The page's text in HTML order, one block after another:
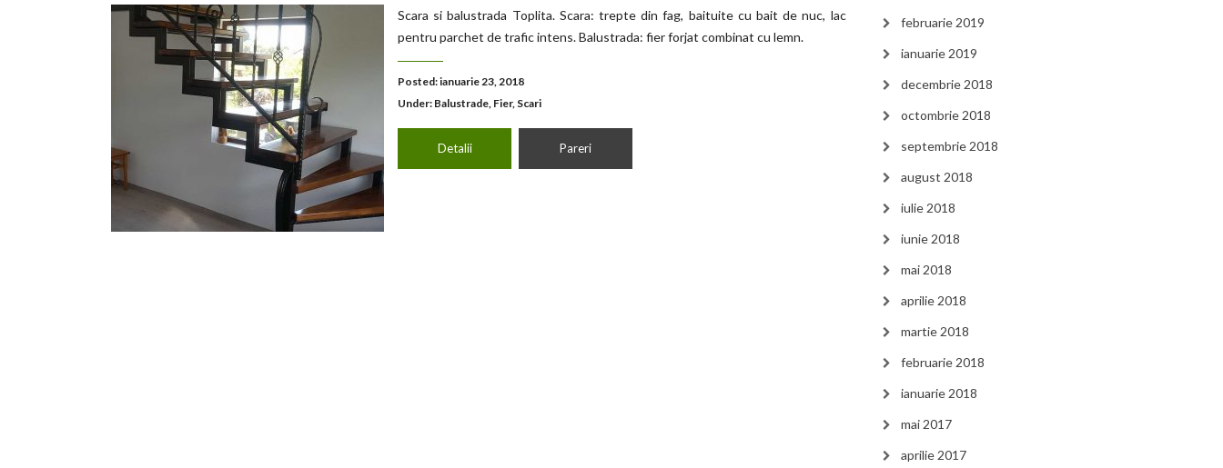
Scara si balustrada Toplita. Scara: trepte din fag, baituite cu bait de nuc, lac
pentru parchet de trafic intens. Balustrada: fier forjat combinat cu lemn.
Posted: ianuarie 23, 2018
Under: Balustrade, Fier, Scari
Detalii Pareri
februarie 2019
ianuarie 2019
decembrie 2018
octombrie 2018
septembrie 2018
august 2018
iulie 2018
iunie 2018
mai 2018
aprilie 2018
martie 2018
februarie 2018
ianuarie 2018
mai 2017
aprilie 2017